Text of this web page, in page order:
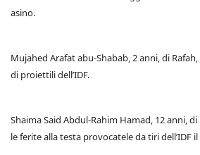
asino.
Mujahed Arafat abu-Shabab, 2 anni, di
di proiettili dell’IDF.
Shaima Said Abdul-Rahim Hamad, 12 anni,
le ferite alla testa provocatele da tiri dell’IDF